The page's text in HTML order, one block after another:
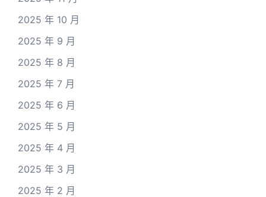
2025 年 10 月
2025 年 9 月
2025 年 8 月
2025 年 7 月
2025 年 6 月
2025 年 5 月
2025 年 4 月
2025 年 3 月
2025 年 2 月